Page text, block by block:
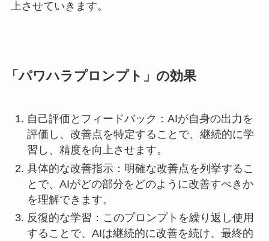
上させていきます。
「パワハラプロンプト」の効果
自己評価とフィードバック：AIが自身の出力を
評価し、改善点を特定することで、継続的に学
習し、精度を向上させます。
具体的な改善指示：明確な改善点を列挙するこ
とで、AIがどの部分をどのように改善すべきか
を理解できます。
反復的な学習：このプロンプトを繰り返し使用
することで、AIは継続的に改善を続け、最終的